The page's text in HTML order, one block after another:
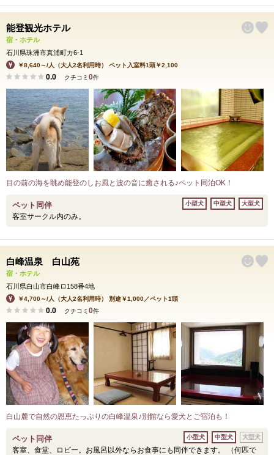
能登観光ホテル
宿・ホテル
石川県珠洲市真浦町カ6-1
￥8,640～/人（大人2名利用時） ペット入室料1頭￥2,100
0.0 クチコミ 0件
目の前の海を眺め能登のしお風と波の音に癒される♪ペット同泊OK！
ペット同伴
客室サークル内のみ。
小型犬 中型犬 大型犬
白峰温泉 白山苑
宿・ホテル
石川県白山市白峰ロ158番4地
￥4,700～/人（大人2名利用時） 別途￥1,000／ペット1頭
0.0 クチコミ 0件
白山麓で自然の恩恵たっぷりの白峰温泉♪別館なら愛犬とご宿泊も！
ペット同伴
客室、食堂、ロビー。お風呂以外ならお食事にも同伴できます。 （何匹で
小型犬 中型犬 大型犬